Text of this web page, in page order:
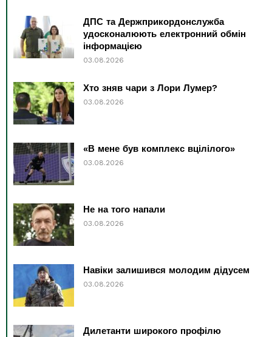
ДПС та Держприкордонслужба
удосконалюють електронний обмін
інформацією
03.08.2026
Хто зняв чари з Лори Лумер?
03.08.2026
«В мене був комплекс вцілілого»
03.08.2026
Не на того напали
03.08.2026
Навіки залишився молодим дідусем
03.08.2026
Дилетанти широкого профілю